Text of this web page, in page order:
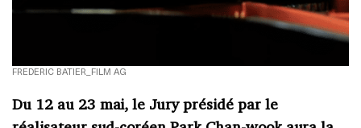
FREDERIC BATIER_FILM AG
Du 12 au 23 mai, le Jury présidé par le